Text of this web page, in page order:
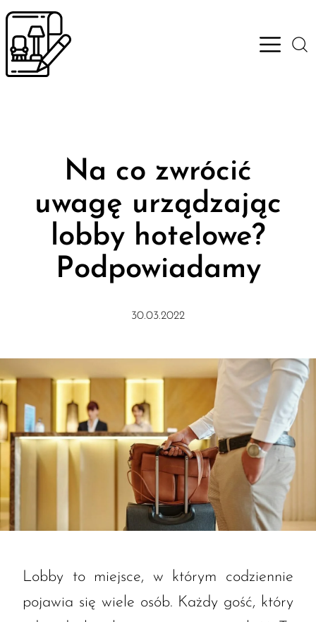
Na co zwrócić
uwagę urządzając
lobby hotelowe?
Podpowiadamy
30.03.2022
Lobby to miejsce, w którym codziennie
pojawia się wiele osób. Każdy gość, który